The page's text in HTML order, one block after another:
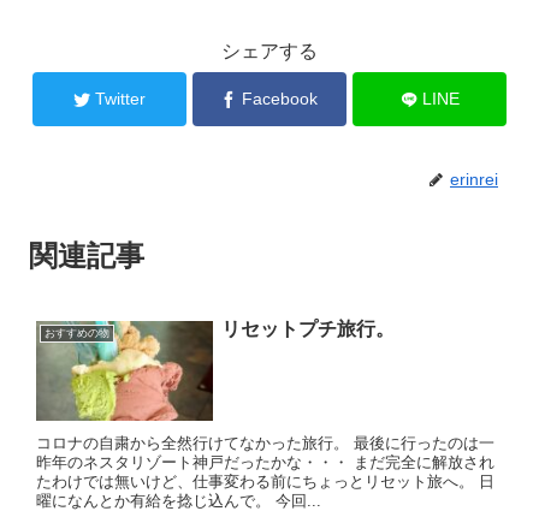
シェアする
Twitter Facebook LINE
erinrei
関連記事
おすすめの物 リセットプチ旅行。
コロナの自粛から全然行けてなかった旅行。 最後に行ったのは一
昨年のネスタリゾート神戸だったかな・・・ まだ完全に解放され
たわけでは無いけど、仕事変わる前にちょっとリセット旅へ。 日
曜になんとか有給を捻じ込んで。 今回...